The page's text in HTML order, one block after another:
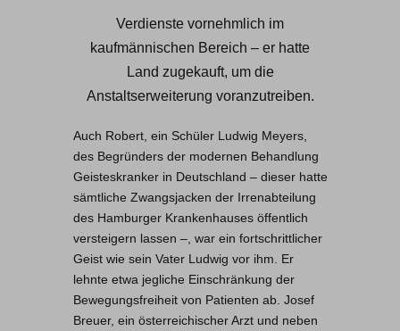
Verdienste vornehmlich im
kaufmännischen Bereich – er hatte
Land zugekauft, um die
Anstaltserweiterung voranzutreiben.
Auch Robert, ein Schüler Ludwig Meyers,
des Begründers der modernen Behandlung
Geisteskranker in Deutschland – dieser hatte
sämtliche Zwangsjacken der Irrenabteilung
des Hamburger Krankenhauses öffentlich
versteigern lassen –, war ein fortschrittlicher
Geist wie sein Vater Ludwig vor ihm. Er
lehnte etwa jegliche Einschränkung der
Bewegungsfreiheit von Patienten ab. Josef
Breuer, ein österreichischer Arzt und neben